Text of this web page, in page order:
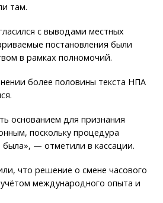
там.
с выводами местных
постановления были
в рамках полномочий.
более половины текста НПА
основанием для признания
поскольку процедура
— отметили в кассации.
что решение о смене часового
международного опыта и